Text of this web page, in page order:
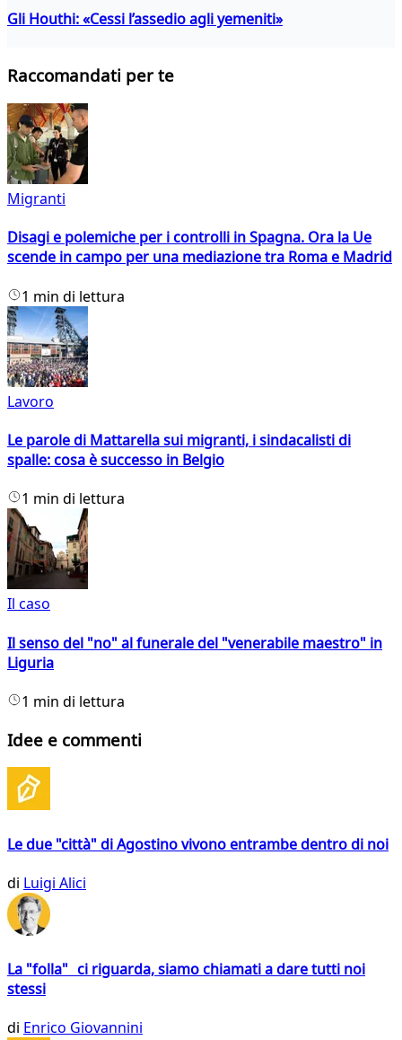
Gli Houthi: «Cessi l’assedio agli yemeniti»
Raccomandati per te
Migranti
Disagi e polemiche per i controlli in Spagna. Ora la Ue
scende in campo per una mediazione tra Roma e Madrid
1 min di lettura
Lavoro
Le parole di Mattarella sui migranti, i sindacalisti di
spalle: cosa è successo in Belgio
1 min di lettura
Il caso
Il senso del "no" al funerale del "venerabile maestro" in
Liguria
1 min di lettura
Idee e commenti
Le due "città" di Agostino vivono entrambe dentro di noi
di Luigi Alici
La "folla" ci riguarda, siamo chiamati a dare tutti noi
stessi
di Enrico Giovannini